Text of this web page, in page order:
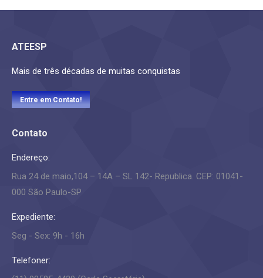
ATEESP
Mais de três décadas de muitas conquistas
Entre em Contato!
Contato
Endereço:
Rua 24 de maio,104 – 14A – SL 142- Republica. CEP: 01041-
000 São Paulo-SP
Expediente:
Seg - Sex: 9h - 16h
Telefoner: